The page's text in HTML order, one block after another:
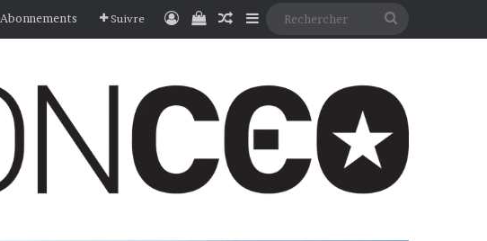
Abonnements Suivre Connexion
Voir votre panier
Article Aléatoire
Sidebar (barre latérale)